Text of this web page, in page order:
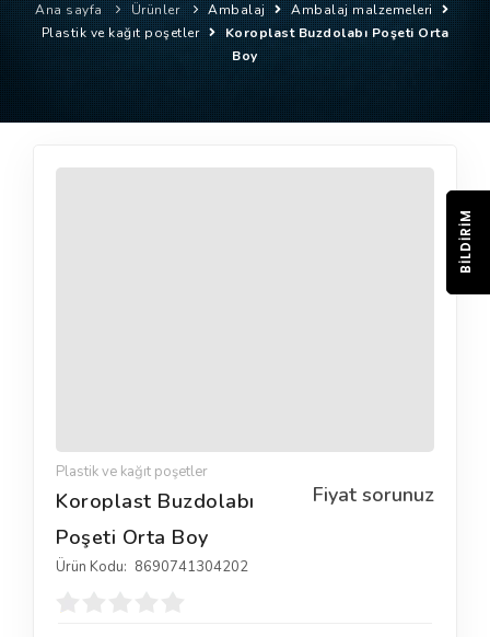
NASIL ÇALIŞIR?
YARDIM
Ana sayfa Ürünler Ambalaj
Ambalaj malzemeleri
Plastik ve kağıt poşetler
Koroplast Buzdolabı Poşeti Orta
Boy
Plastik ve kağıt poşetler
Fiyat sorunuz
Koroplast Buzdolabı
Poşeti Orta Boy
Ürün Kodu: 8690741304202
BILDIRIM